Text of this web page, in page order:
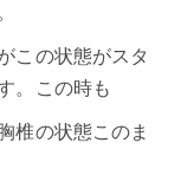
この状態がスタ
。この時も
椎の状態このま